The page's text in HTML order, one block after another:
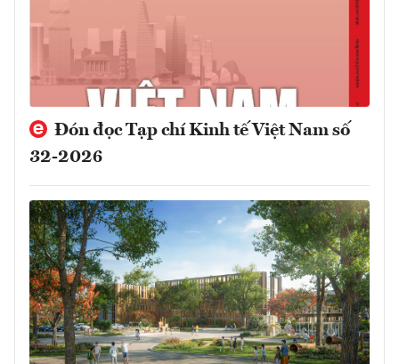
Đón đọc Tạp chí Kinh tế Việt Nam số
32-2026